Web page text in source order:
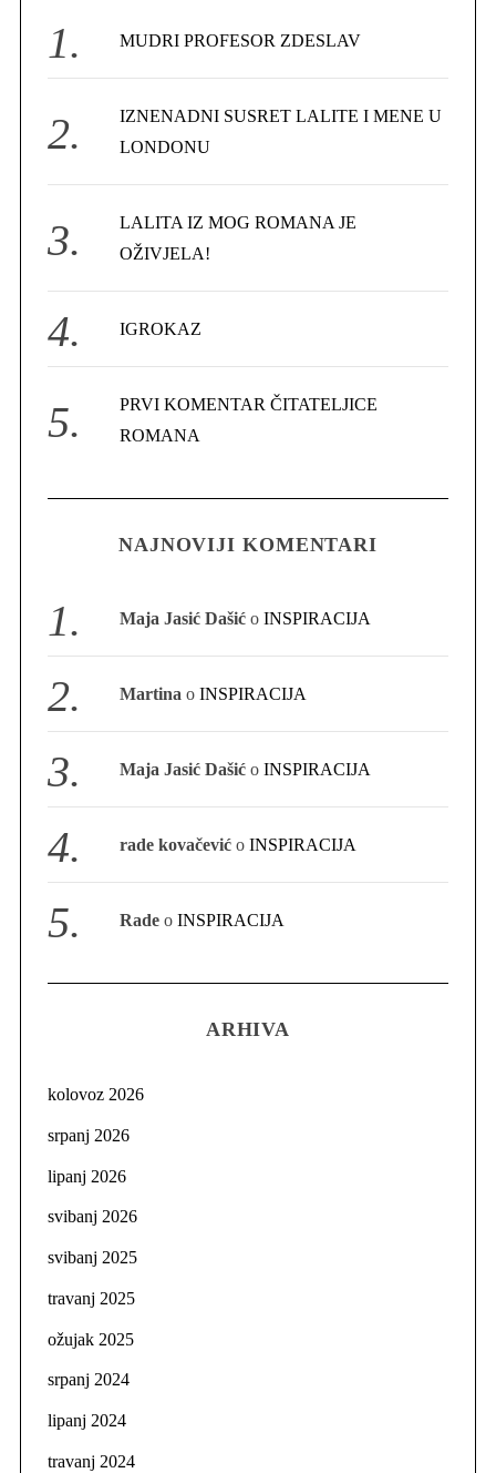
o
MUDRI PROFESOR ZDESLAV
IZNENADNI SUSRET LALITE I MENE U
LONDONU
LALITA IZ MOG ROMANA JE
OŽIVJELA!
IGROKAZ
PRVI KOMENTAR ČITATELJICE
ROMANA
NAJNOVIJI KOMENTARI
Maja Jasić Dašić oINSPIRACIJA
Martina oINSPIRACIJA
Maja Jasić Dašić oINSPIRACIJA
rade kovačević oINSPIRACIJA
Rade oINSPIRACIJA
ARHIVA
kolovoz 2026
srpanj 2026
lipanj 2026
svibanj 2026
svibanj 2025
travanj 2025
ožujak 2025
srpanj 2024
lipanj 2024
travanj 2024
e
a
c
h
o
r